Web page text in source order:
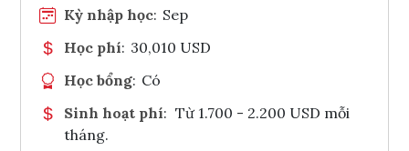
Kỳ nhập học: Sep
Học phí: 30,010 USD
Học bổng: Có
Sinh hoạt phí: Từ 1.700 - 2.200 USD mỗi
tháng.